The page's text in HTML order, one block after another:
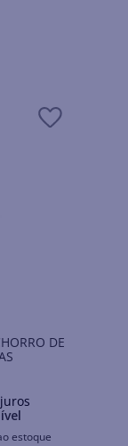
DE
estoque